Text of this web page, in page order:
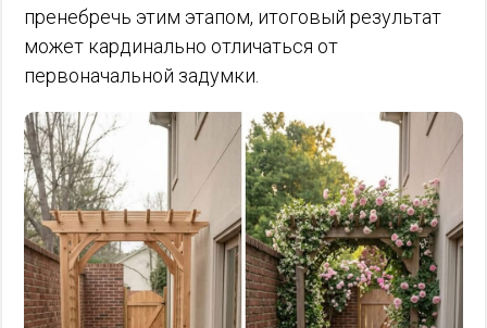
пренебречь этим этапом, итоговый результат
может кардинально отличаться от
первоначальной задумки.